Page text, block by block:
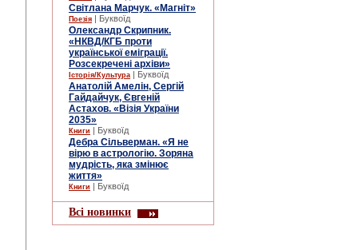
Світлана Марчук. «Магніт»
Поезія | Буквоїд
Олександр Скрипник.
«НКВД/КГБ проти
української еміграції.
Розсекречені архіви»
Історія/Культура | Буквоїд
Анатолій Амелін, Сергій
Гайдайчук, Євгеній
Астахов. «Візія України
2035»
Книги | Буквоїд
Дебра Сільверман. «Я не
вірю в астрологію. Зоряна
мудрість, яка змінює
життя»
Книги | Буквоїд
Всі новинки